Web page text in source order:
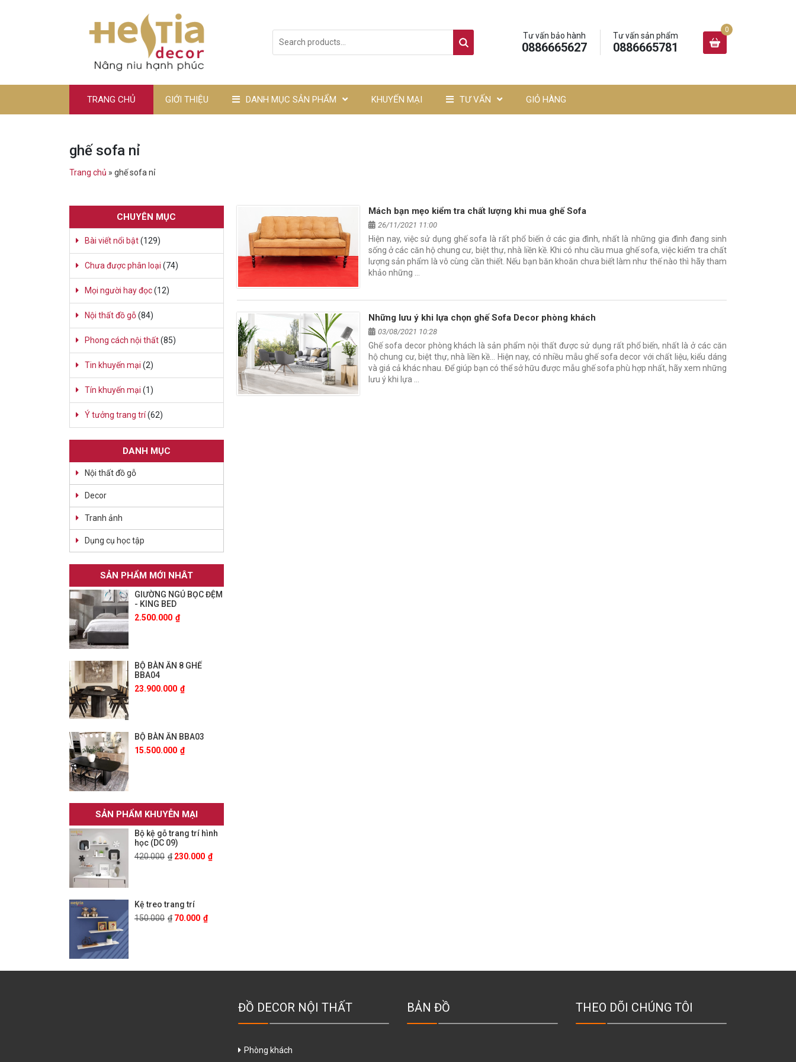
Tư vấn bảo hành
0886665627
Tư vấn sản phẩm
0886665781
TRANG CHỦ GIỚI THIỆU DANH MỤC SẢN PHẨM KHUYẾN MẠI TƯ VẤN GIỎ HÀNG
ghế sofa nỉ
Trang chủ » ghế sofa nỉ
Mách bạn mẹo kiểm tra chất lượng khi mua ghế Sofa
26/11/2021 11:00
Hiện nay, việc sử dụng ghế sofa là rất phổ biến ở các gia đình, nhất là những gia đình đang sinh
sống ở các căn hộ chung cư, biệt thự, nhà liền kề. Khi có nhu cầu mua ghế sofa, việc kiểm tra chất
lượng sản phẩm là vô cùng cần thiết. Nếu bạn băn khoăn chưa biết làm như thế nào thì hãy tham
khảo những …
Những lưu ý khi lựa chọn ghế Sofa Decor phòng khách
03/08/2021 10:28
Ghế sofa decor phòng khách là sản phẩm nội thất được sử dụng rất phổ biến, nhất là ở các căn
hộ chung cư, biệt thự, nhà liền kề… Hiện nay, có nhiều mẫu ghế sofa decor với chất liệu, kiểu dáng
và giá cả khác nhau. Để giúp bạn có thể sở hữu được mẫu ghế sofa phù hợp nhất, hãy xem những
lưu ý khi lựa …
CHUYÊN MỤC
Bài viết nổi bật(129)
Chưa được phân loại (74)
Mọi người hay đọc(12)
Nội thất đồ gỗ(84)
Phong cách nội thất(85)
Tin khuyến mại (2)
Tín khuyến mại (1)
Ý tưởng trang trí(62)
DANH MỤC
Nội thất đồ gỗ
Decor
Tranh ảnh
Dụng cụ học tập
SẢN PHẨM MỚI NHÂT
GIƯỜNG NGỦ BỌC ĐỆM
- KING BED
2.500.000 ₫
BỘ BÀN ĂN 8 GHẾ
BBA04
23.900.000 ₫
BỘ BÀN ĂN BBA03
15.500.000 ₫
SẢN PHẨM KHUYỄN MẠI
Bộ kệ gỗ trang trí hình
học (DC 09)
420.000 ₫ 230.000 ₫
Kệ treo trang trí
150.000 ₫ 70.000 ₫
ĐỒ DECOR NỘI THẤT
Phòng khách
BẢN ĐỒ THEO DÕI CHÚNG TÔI